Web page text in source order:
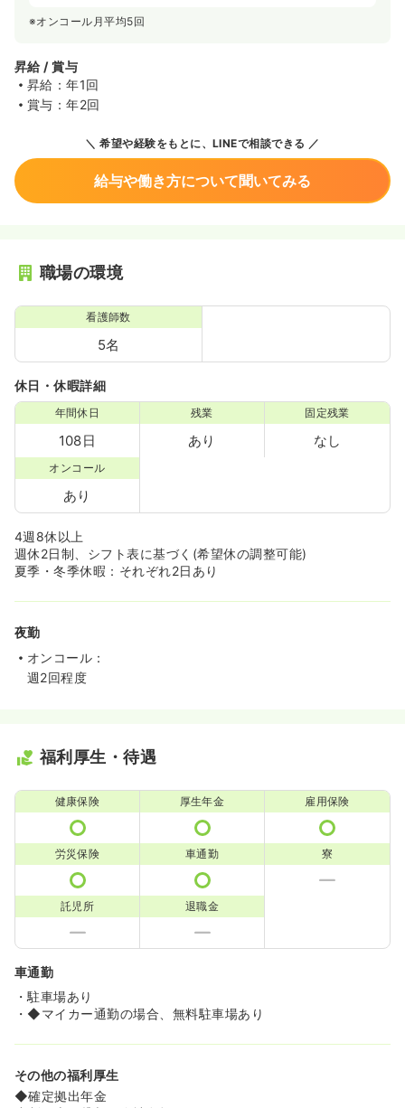
※オンコール月平均5回
昇給 / 賞与
昇給：年1回
賞与：年2回
希望や経験をもとに、LINEで相談できる
給与や働き方について聞いてみる
職場の環境
看護師数
5名
休日・休暇詳細
年間休日
108日
残業
あり
固定残業
なし
オンコール
あり
4週8休以上
週休2日制、シフト表に基づく(希望休の調整可能)
夏季・冬季休暇：それぞれ2日あり
夜勤
オンコール：
週2回程度
福利厚生・待遇
健康保険 厚生年金 雇用保険
労災保険 車通勤 寮
託児所 退職金
車通勤
・駐車場あり
・◆マイカー通勤の場合、無料駐車場あり
その他の福利厚生
◆確定拠出年金